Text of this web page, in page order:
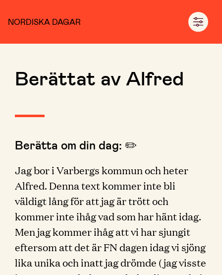
NORDISKA DAGAR
Berättat av Alfred
Berätta om din dag: ✏️
Jag bor i Varbergs kommun och heter
Alfred. Denna text kommer inte bli
väldigt lång för att jag är trött och
kommer inte ihåg vad som har hänt idag.
Men jag kommer ihåg att vi har sjungit
eftersom att det är FN dagen idag vi sjöng
lika unika och inatt jag drömde (jag visste